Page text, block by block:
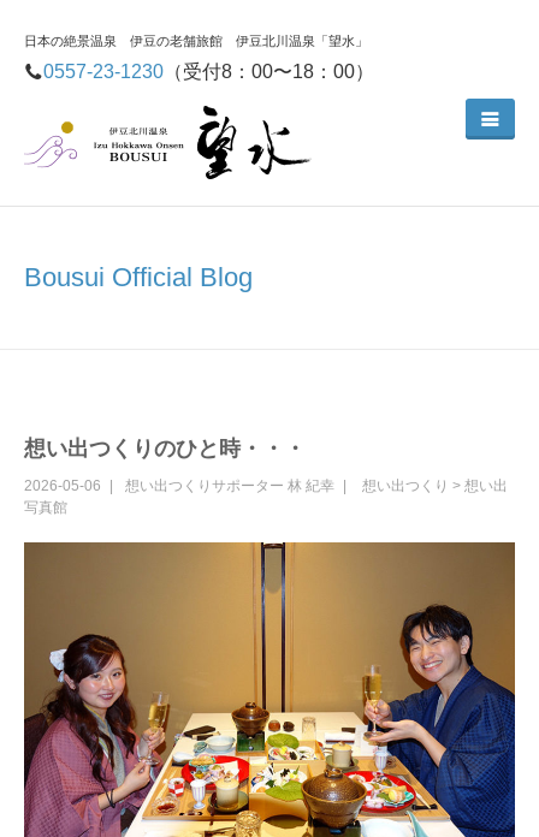
日本の絶景温泉 伊豆の老舗旅館 伊豆北川温泉「望水」
0557-23-1230 （受付8：00〜18：00）
Bousui Official Blog
想い出つくりのひと時・・・
2026-05-06 想い出つくりサポーター 林 紀幸 想い出つくり > 想い出
写真館